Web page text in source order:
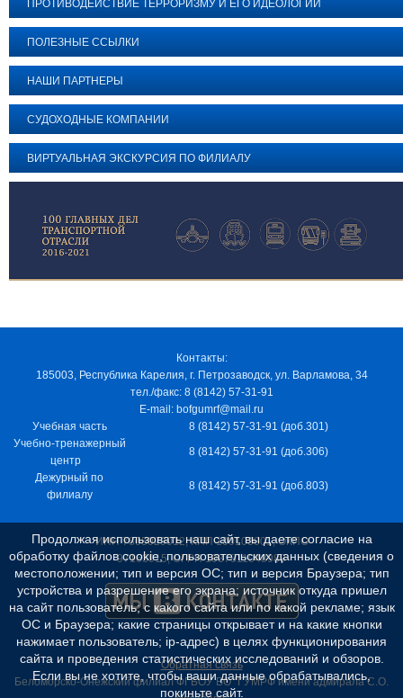
ПРОТИВОДЕЙСТВИЕ ТЕРРОРИЗМУ И ЕГО ИДЕОЛОГИИ
ПОЛЕЗНЫЕ ССЫЛКИ
НАШИ ПАРТНЕРЫ
СУДОХОДНЫЕ КОМПАНИИ
ВИРТУАЛЬНАЯ ЭКСКУРСИЯ ПО ФИЛИАЛУ
Контакты:
185003, Республика Карелия, г. Петрозаводск, ул. Варламова, 34
тел./факс: 8 (8142) 57-31-91
E-mail: bofgumrf@mail.ru
Учебная часть
8 (8142) 57-31-91 (доб.301)
Учебно-тренажерный
центр
8 (8142) 57-31-91 (доб.306)
Дежурный по
филиалу
8 (8142) 57-31-91 (доб.803)
ИНН 7805029012, КПП 100103001, ОКПО
97163915, ОГРН 1037811048989
Обратная связь
Беломорско-Онежский филиал ФГБОУ ВО "ГУМРФ имени адмирала С.О.
Продолжая использовать наш сайт, вы даете согласие на
обработку файлов cookie, пользовательских данных (сведения о
местоположении; тип и версия ОС; тип и версия Браузера; тип
устройства и разрешение его экрана; источник откуда пришел
на сайт пользователь; с какого сайта или по какой рекламе; язык
ОС и Браузера; какие страницы открывает и на какие кнопки
нажимает пользователь; ip-адрес) в целях функционирования
сайта и проведения статистических исследований и обзоров.
Если вы не хотите, чтобы ваши данные обрабатывались,
покиньте сайт.